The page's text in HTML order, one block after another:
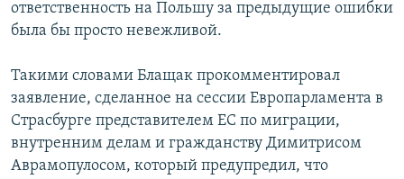
ответственность на Польшу за предыдущие ошибки
была бы просто невежливой.
Такими словами Блащак прокомментировал
заявление, сделанное на сессии Европарламента в
Страсбурге представителем ЕС по миграции,
внутренним делам и гражданству Димитрисом
Аврамопулосом, который предупредил, что